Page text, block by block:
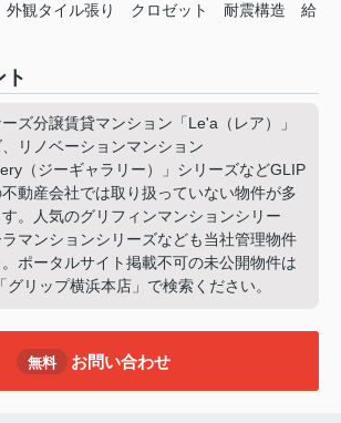
外観タイル張り クロゼット 耐震構造
給
ズ分譲賃貸マンション「Le'a（レア）」
リノベーションマンション
（ジーギャラリー）」シリーズなどGLIP
動産会社では取り扱っていない物件が多
。人気のグリフィンマンションシリー
マンションシリーズなども当社管理物件
ポータルサイト掲載不可の未公開物件は
グリップ横浜本店」で検索ください。
無料 お問い合わせ